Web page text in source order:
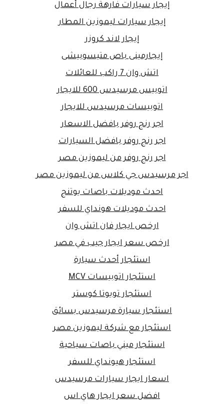
إيجار سيارات فارهة رجال أعمال
إيجار سيارات ليموزين المطار
إيجار لاند كروزر
إيجارمينى باص متيسوبيشى
اتش وان 7 راكب للعائلات
اتوبيس مرسيدس 600 للايجار
اتوبيسات مرسيدس للايجار
اجر رنج روفر بافضل الاسعار
اجر رنج روفر بافضل السيارات
اجر رنج روفر من ليموزين مصر
اجر مرسيدس جي كلاس من ليموزين مصر
احدث موديلات باصات يوتنج
احدث موديلات هونداي للسفر
ارخص ايجار فان اتش وان
ارخص سعر ايجار جيب في مصر
استئجار أحدث سيارة
استئجار اتوبيسات MCV
استئجار تويوتا كوستر
استئجار سيارة مرسيدس بسائق
استئجار مع شركة ليموزين مصر
استئجار ميني باصات سياحية
استئجار هيونداي للسفر
اسعار ايجار سيارات مرسيدس
افضل سعر ايجار هاي اس